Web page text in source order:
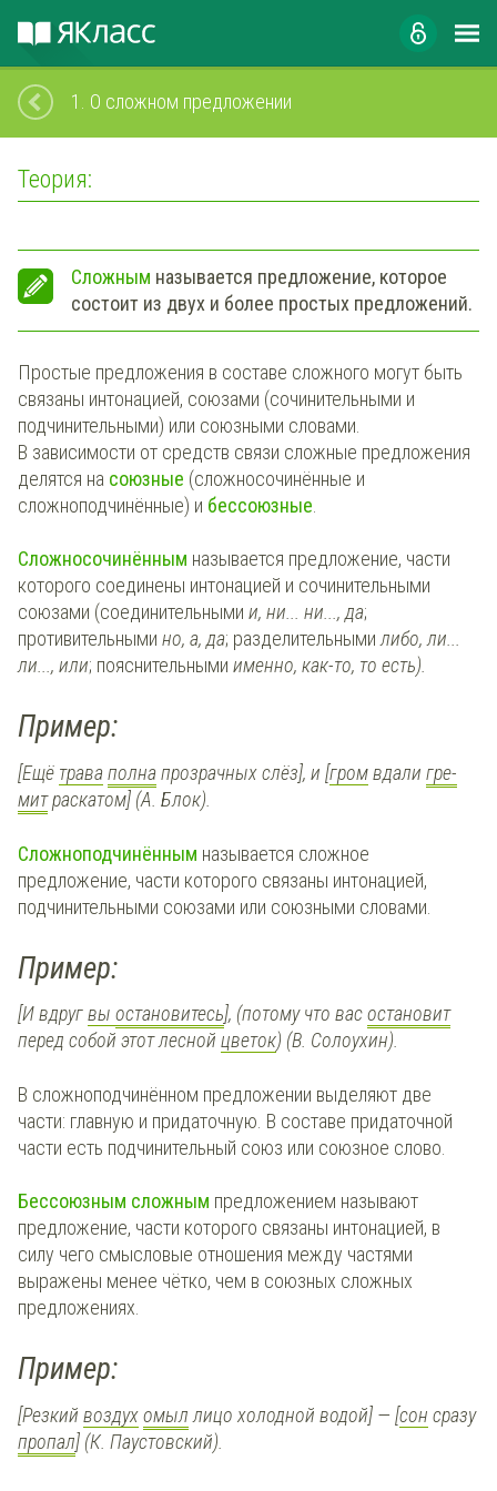
1. О сложном предложении
Теория:
Сложным называется предложение, которое
состоит из двух и более простых предложений.
Простые предложения в составе сложного могут быть
связаны интонацией, союзами (сочинительными и
подчинительными) или союзными словами.
В зависимости от средств связи сложные предложения
делятся на союзные (сложносочинённые и
сложноподчинённые) и бессоюзные
Сложносочинённым называется предложение, части
которого соединены интонацией и сочинительными
союзами (соединительными и, ни... ни..., да;
противительными но, а, да; разделительными либо, ли...
ли..., или; пояснительными именно, как-то, то есть).
Пример:
[Ещё тра­вапол­напро­зрач­ных слёз], и [громвда­ли гре­
митрас­ка­том] (А. Блок).
Сложноподчинённым называется сложное
предложение, части которого связаны интонацией,
подчинительными союзами или союзными словами.
Пример:
[И вдругвы остановитесь], (потому что васостановит
перед собой этот лесной цветок) (В. Солоухин).
В сложноподчинённом предложении выделяют две
части: главную и придаточную. В составе придаточной
части есть подчинительный союз или союзное слово.
Бессоюзным сложным предложением называют
предложение, части которого связаны интонацией, в
силу чего смысловые отношения между частями
выражены менее чётко, чем в союзных сложных
предложениях.
Пример:
[Резкий воздухомыл лицо холодной водой] — [сон сразу
пропал] (К. Паустовский).